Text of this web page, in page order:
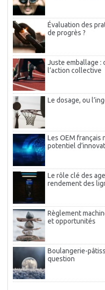
Évaluation des
de progrès ?
Juste emballage :
l’action collective
Le dosage, ou
Les OEM
potentiel
Le rôle clé des
rendement des
Règlement
et opportunités
Boulangerie-
question